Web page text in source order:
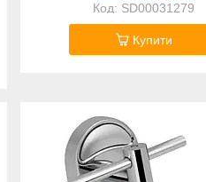
SD00031279
Купити